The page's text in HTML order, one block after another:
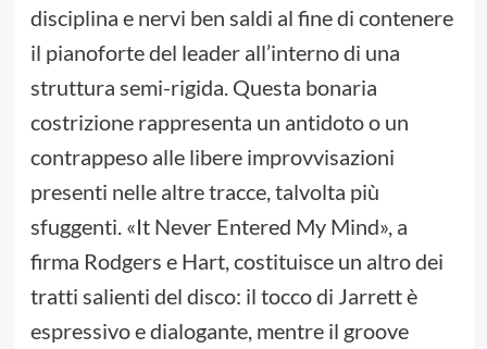
disciplina e nervi ben saldi al fine di contenere
il pianoforte del leader all’interno di una
struttura semi-rigida. Questa bonaria
costrizione rappresenta un antidoto o un
contrappeso alle libere improvvisazioni
presenti nelle altre tracce, talvolta più
sfuggenti. «It Never Entered My Mind», a
firma Rodgers e Hart, costituisce un altro dei
tratti salienti del disco: il tocco di Jarrett è
espressivo e dialogante, mentre il groove